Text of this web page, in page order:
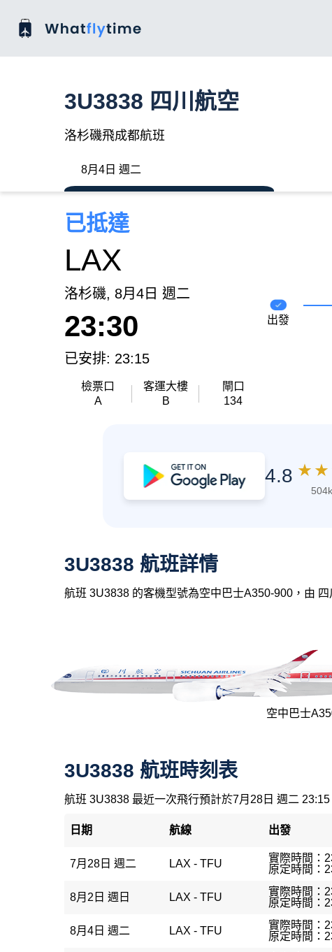
3U3838 四川航空
洛杉磯飛成都航班
8月4日 週二
已抵達
LAX
洛杉磯, 8月4日 週二
23:30
已安排: 23:15
檢票口
A
客運大樓
B
閘口
134
出發
4.8 ★ ★
3U3838 航班詳情
航班 3U3838 的客機型號為空中巴士A350-900，由
空中巴士
3U3838 航班時刻表
航班 3U3838 最近一次飛行預計於7月28日 週二
日期 航線 出發
7月28日 週二 LAX - TFU
實際時間：
原定時間：
8月2日 週日 LAX - TFU
實際時間：
原定時間：
8月4日 週二 LAX - TFU
實際時間：
原定時間：